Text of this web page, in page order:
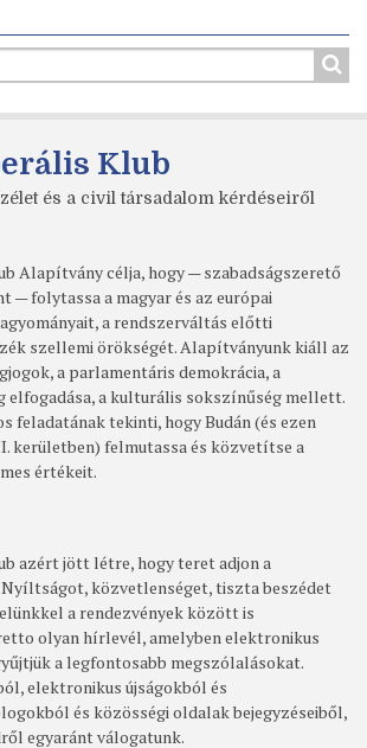
Klub
és a civil társadalom kérdéseiről
Alapítvány célja, hogy — szabadságszerető
— folytassa a magyar és az európai
a rendszerváltás előtti
szellemi örökségét. Alapítványunk kiáll az
a parlamentáris demokrácia, a
elfogadása, a kulturális sokszínűség mellett.
feladatának tekinti, hogy Budán (és ezen
kerületben) felmutassa és közvetítse a
értékeit.
azért jött létre, hogy teret adjon a
közvetlenséget, tiszta beszédet
a rendezvények között is
olyan hírlevél, amelyben elektronikus
a legfontosabb megszólalásokat.
elektronikus újságokból és
és közösségi oldalak bejegyzéseiből,
egyaránt válogatunk.